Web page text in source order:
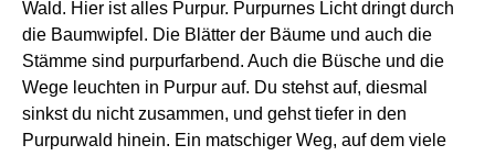
Wald. Hier ist alles Purpur. Purpurnes Licht dringt durch
die Baumwipfel. Die Blätter der Bäume und auch die
Stämme sind purpurfarbend. Auch die Büsche und die
Wege leuchten in Purpur auf. Du stehst auf, diesmal
sinkst du nicht zusammen, und gehst tiefer in den
Purpurwald hinein. Ein matschiger Weg, auf dem viele